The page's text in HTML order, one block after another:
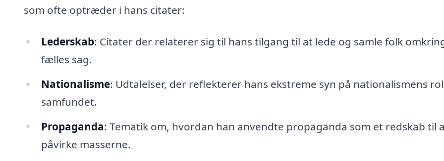
som ofte optræder i hans citater:
Lederskab: Citater der relaterer sig til hans tilgang til at lede og samle folk
fælles sag.
Nationalisme: Udtalelser, der reflekterer hans ekstreme syn på nationalismens
samfundet.
Propaganda: Tematik om, hvordan han anvendte propaganda som et redskab til
påvirke masserne.